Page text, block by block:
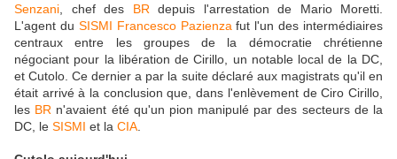
Senzani , chef des BR depuis l'arrestation de Mario Moretti.
L'agent du SISMI Francesco Pazienza fut l'un des intermédiaires
centraux entre les groupes de la démocratie chrétienne
négociant pour la libération de Cirillo, un notable local de la DC,
et Cutolo. Ce dernier a par la suite déclaré aux magistrats qu'il en
était arrivé à la conclusion que, dans l'enlèvement de Ciro Cirillo,
les BR n'avaient été qu'un pion manipulé par des secteurs de la
DC, le SISMI et la CIA